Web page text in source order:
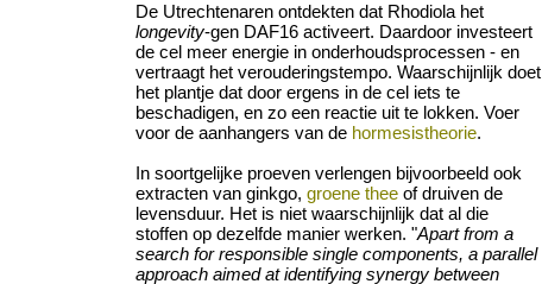
De Utrechtenaren ontdekten dat Rhodiola het
longevity-gen DAF16 activeert. Daardoor investeert
de cel meer energie in onderhoudsprocessen - en
vertraagt het verouderingstempo. Waarschijnlijk doet
het plantje dat door ergens in de cel iets te
beschadigen, en zo een reactie uit te lokken. Voer
voor de aanhangers van de hormesistheorie.
In soortgelijke proeven verlengen bijvoorbeeld ook
extracten van ginkgo, groene thee of druiven de
levensduur. Het is niet waarschijnlijk dat al die
stoffen op dezelfde manier werken. "Apart from a
search for responsible single components, a parallel
approach aimed at identifying synergy between